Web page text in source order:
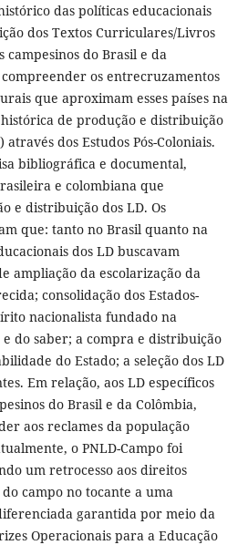
das políticas educacionais
dos Textos Curriculares/Livros
do Brasil e da
os entrecruzamentos
que aproximam esses países na
de produção e distribuição
dos Estudos Pós-Coloniais.
bibliográfica e documental,
e colombiana que
e distribuição dos LD. Os
que: tanto no Brasil quanto na
dos LD buscavam
ampliação da escolarização da
consolidação dos Estados-
nacionalista fundado na
do saber; a compra e distribuição
do Estado; a seleção dos LD
Em relação, aos LD específicos
do Brasil e da Colômbia,
aos reclames da população
o PNLD-Campo foi
um retrocesso aos direitos
campo no tocante a uma
garantida por meio da
Operacionais para a Educação